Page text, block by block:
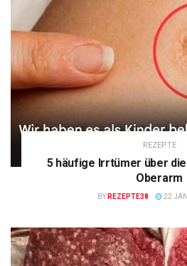
REZEPTE
5 häufige Irrtümer über
Oberarm
BY REZEPTE38 22